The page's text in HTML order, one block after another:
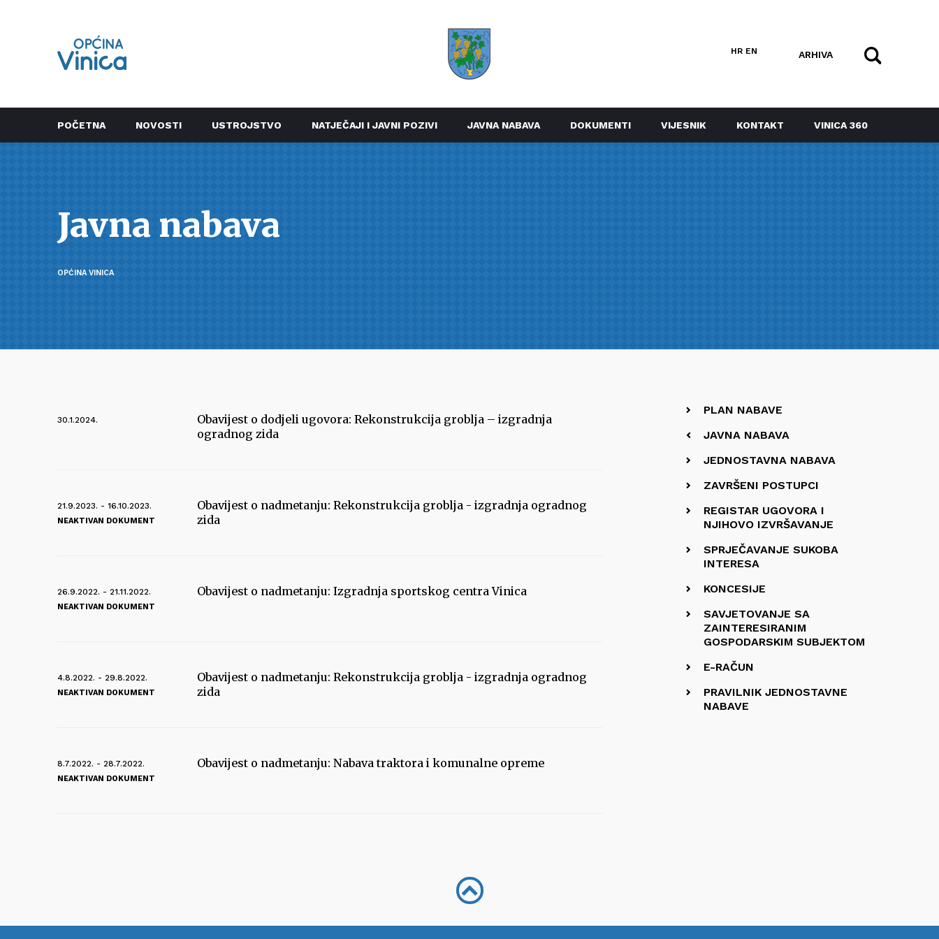
HR EN ARHIVA
POČETNA NOVOSTI USTROJSTVO NATJEČAJI I JAVNI POZIVI JAVNA NABAVA DOKUMENTI VIJESNIK KONTAKT VINICA 360
Javna nabava
OPĆINA VINICA
30.1.2024.
Obavijest o dodjeli ugovora: Rekonstrukcija groblja – izgradnja
ogradnog zida
21.9.2023. - 16.10.2023.
NEAKTIVAN DOKUMENT
Obavijest o nadmetanju: Rekonstrukcija groblja - izgradnja ogradnog
zida
26.9.2022. - 21.11.2022.
NEAKTIVAN DOKUMENT
Obavijest o nadmetanju: Izgradnja sportskog centra Vinica
4.8.2022. - 29.8.2022.
NEAKTIVAN DOKUMENT
Obavijest o nadmetanju: Rekonstrukcija groblja - izgradnja ogradnog
zida
8.7.2022. - 28.7.2022.
NEAKTIVAN DOKUMENT
Obavijest o nadmetanju: Nabava traktora i komunalne opreme
PLAN NABAVE
JAVNA NABAVA
JEDNOSTAVNA NABAVA
ZAVRŠENI POSTUPCI
REGISTAR UGOVORA I
NJIHOVO IZVRŠAVANJE
SPRJEČAVANJE SUKOBA
INTERESA
KONCESIJE
SAVJETOVANJE SA
ZAINTERESIRANIM
GOSPODARSKIM SUBJEKTOM
E-RAČUN
PRAVILNIK JEDNOSTAVNE
NABAVE